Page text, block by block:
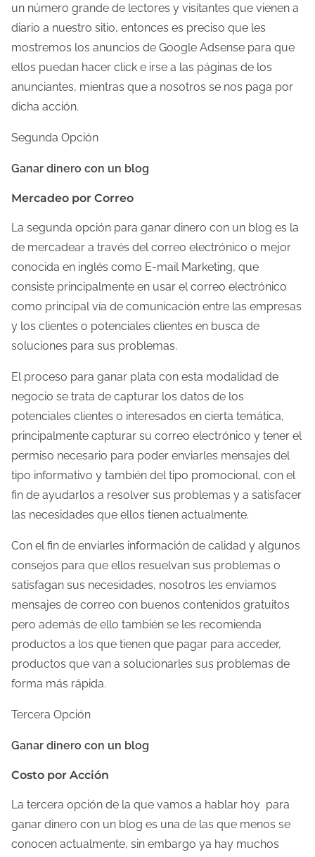
un número grande de lectores y visitantes que vienen a
diario a nuestro sitio, entonces es preciso que les
mostremos los anuncios de Google Adsense para que
ellos puedan hacer click e irse a las páginas de los
anunciantes, mientras que a nosotros se nos paga por
dicha acción.
Segunda Opción
Ganar dinero con un blog
Mercadeo por Correo
La segunda opción para ganar dinero con un blog es la
de mercadear a través del correo electrónico o mejor
conocida en inglés como E-mail Marketing, que
consiste principalmente en usar el correo electrónico
como principal vía de comunicación entre las empresas
y los clientes o potenciales clientes en busca de
soluciones para sus problemas.
El proceso para ganar plata con esta modalidad de
negocio se trata de capturar los datos de los
potenciales clientes o interesados en cierta temática,
principalmente capturar su correo electrónico y tener el
permiso necesario para poder enviarles mensajes del
tipo informativo y también del tipo promocional, con el
fin de ayudarlos a resolver sus problemas y a satisfacer
las necesidades que ellos tienen actualmente.
Con el fin de enviarles información de calidad y algunos
consejos para que ellos resuelvan sus problemas o
satisfagan sus necesidades, nosotros les enviamos
mensajes de correo con buenos contenidos gratuitos
pero además de ello también se les recomienda
productos a los que tienen que pagar para acceder,
productos que van a solucionarles sus problemas de
forma más rápida.
Tercera Opción
Ganar dinero con un blog
Costo por Acción
La tercera opción de la que vamos a hablar hoy para
ganar dinero con un blog es una de las que menos se
conocen actualmente, sin embargo ya hay muchos